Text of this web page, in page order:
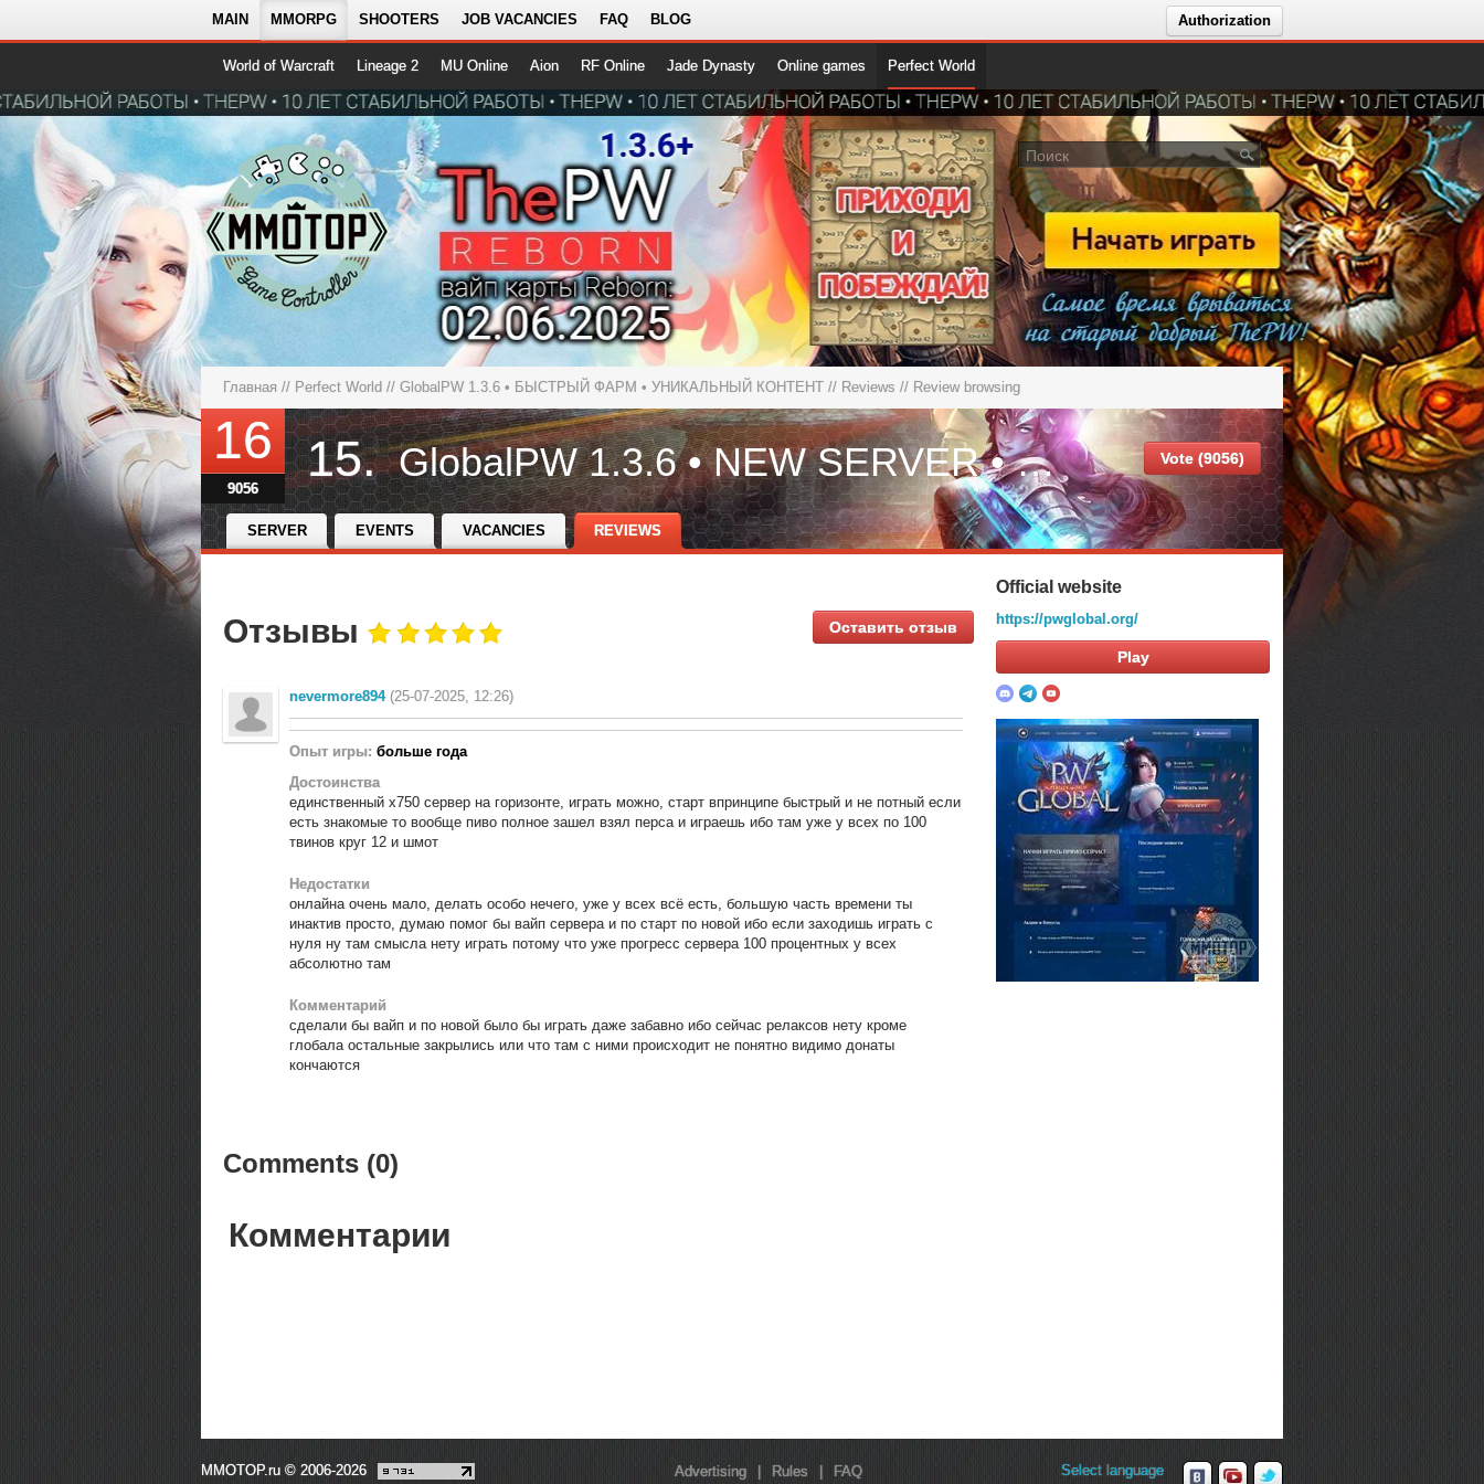
MAIN MMORPG SHOOTERS JOB VACANCIES FAQ BLOG Authorization
World of Warcraft Lineage 2 MU Online Aion RF Online Jade Dynasty Online games Perfect World
Главная // Perfect World // GlobalPW 1.3.6 • БЫСТРЫЙ ФАРМ • УНИКАЛЬНЫЙ КОНТЕНТ // Reviews // Review browsing
16
9056
15. GlobalPW 1.3.6 • NEW SERVER • HIGN ONLINE PLAYERS отзыв nevermore894 Vote (9056)
SERVER EVENTS VACANCIES REVIEWS
Отзывы Оставить отзыв
nevermore894 (25-07-2025, 12:26)
Опыт игры: больше года
Достоинства
единственный х750 сервер на горизонте, играть можно, старт впринципе быстрый и не потный если
есть знакомые то вообще пиво полное зашел взял перса и играешь ибо там уже у всех по 100
твинов круг 12 и шмот
Недостатки
онлайна очень мало, делать особо нечего, уже у всех всё есть, большую часть времени ты
инактив просто, думаю помог бы вайп сервера и по старт по новой ибо если заходишь играть с
нуля ну там смысла нету играть потому что уже прогресс сервера 100 процентных у всех
абсолютно там
Комментарий
сделали бы вайп и по новой было бы играть даже забавно ибо сейчас релаксов нету кроме
глобала остальные закрылись или что там с ними происходит не понятно видимо донаты
кончаются
Comments (0)
Комментарии
Official website
https://pwglobal.org/
Play
MMOTOP.ru © 2006-2026 Advertising Rules FAQ Select language